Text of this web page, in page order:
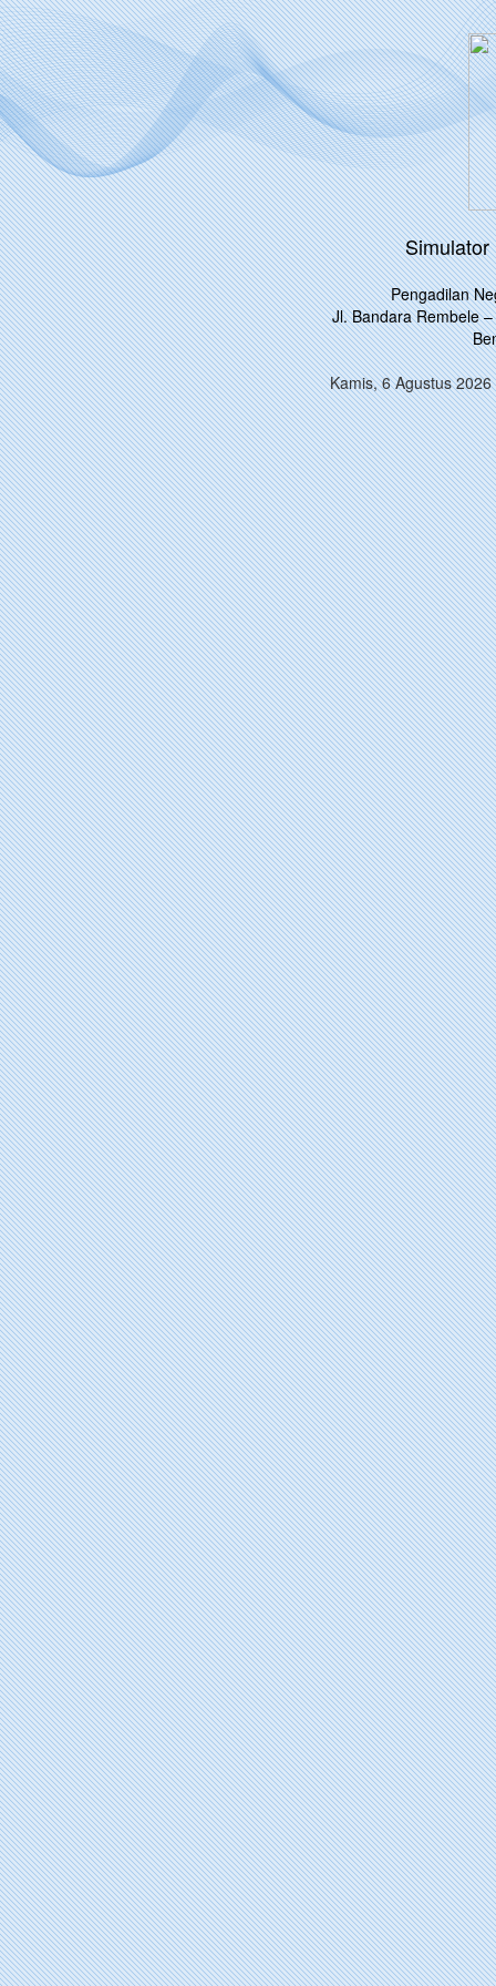
Simulator
Pengadilan
Jl. Bandara Rembele
Kamis, 6 Agustus